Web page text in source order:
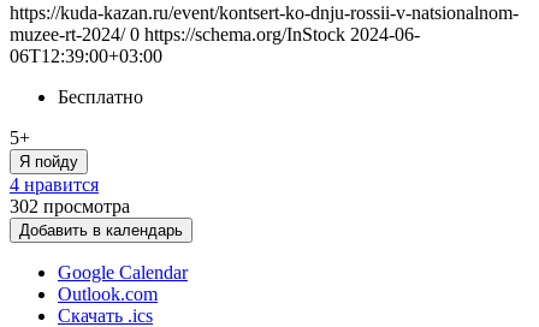
https://kuda-kazan.ru/event/kontsert-ko-dnju-rossii-v-natsionalnom-
muzee-rt-2024/ 0 https://schema.org/InStock 2024-06-
06T12:39:00+03:00
Бесплатно
5+
Я пойду
4 нравится
302 просмотра
Добавить в календарь
Google Calendar
Outlook.com
Скачать .ics